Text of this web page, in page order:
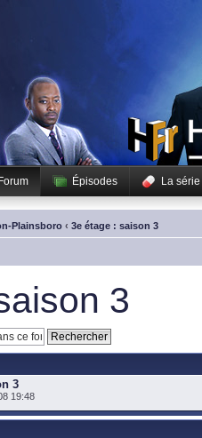
Forum Épisodes La série
Plainsboro ‹ 3e étage : saison 3
3
3
19:48